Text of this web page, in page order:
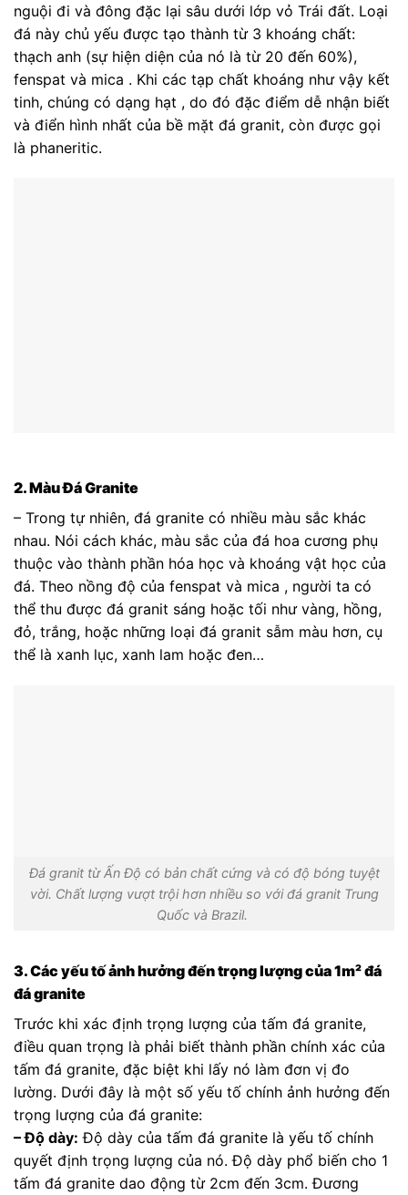
nguội đi và đông đặc lại sâu dưới lớp vỏ Trái đất. Loại
đá này chủ yếu được tạo thành từ 3 khoáng chất:
thạch anh (sự hiện diện của nó là từ 20 đến 60%),
fenspat và mica . Khi các tạp chất khoáng như vậy kết
tinh, chúng có dạng hạt , do đó đặc điểm dễ nhận biết
và điển hình nhất của bề mặt đá granit, còn được gọi
là phaneritic.
2. Màu Đá Granite
– Trong tự nhiên, đá granite có nhiều màu sắc khác
nhau. Nói cách khác, màu sắc của đá hoa cương phụ
thuộc vào thành phần hóa học và khoáng vật học của
đá. Theo nồng độ của fenspat và mica , người ta có
thể thu được đá granit sáng hoặc tối như vàng, hồng,
đỏ, trắng, hoặc những loại đá granit sẫm màu hơn, cụ
thể là xanh lục, xanh lam hoặc đen…
Đá granit từ Ấn Độ có bản chất cứng và có độ bóng tuyệt
vời. Chất lượng vượt trội hơn nhiều so với đá granit Trung
Quốc và Brazil.
3. Các yếu tố ảnh hưởng đến trọng lượng của 1m² đá
đá granite
Trước khi xác định trọng lượng của tấm đá granite,
điều quan trọng là phải biết thành phần chính xác của
tấm đá granite, đặc biệt khi lấy nó làm đơn vị đo
lường. Dưới đây là một số yếu tố chính ảnh hưởng đến
trọng lượng của đá granite:
– Độ dày: Độ dày của tấm đá granite là yếu tố chính
quyết định trọng lượng của nó. Độ dày phổ biến cho 1
tấm đá granite dao động từ 2cm đến 3cm. Đương